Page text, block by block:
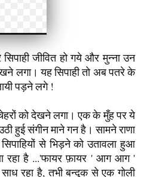
रहा है, तभी बन्दूक से एक गोली
के नज़दीक से सुं ...सूँ ..आवाज़
ज़ोरदार स्वर सुनते ही मुन्ना उस
और यह क्या ! पांचवा सिपाही
जमीन पर पड़ा हुआ अब कराहने
उछल कर अपने सिपाहियों की
में देखी कहानी सच लगने लगी।